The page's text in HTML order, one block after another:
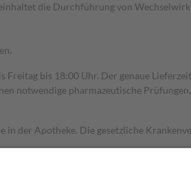
die Durchführung von
bis 18:00 Uhr. Der genaue
notwendige pharmazeutische
der Apotheke. Die gesetzliche